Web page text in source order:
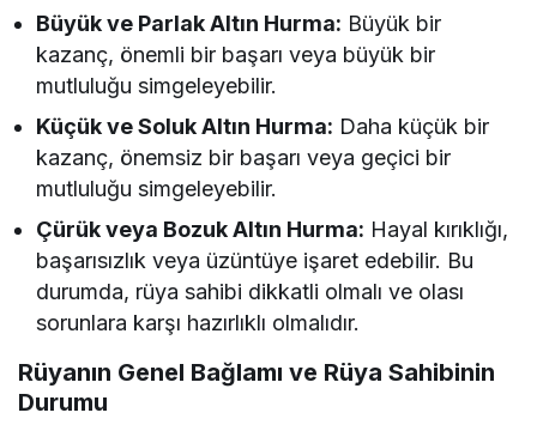
Büyük ve Parlak Altın Hurma: Büyük bir
kazanç, önemli bir başarı veya büyük bir
mutluluğu simgeleyebilir.
Küçük ve Soluk Altın Hurma: Daha küçük bir
kazanç, önemsiz bir başarı veya geçici bir
mutluluğu simgeleyebilir.
Çürük veya Bozuk Altın Hurma: Hayal kırıklığı,
başarısızlık veya üzüntüye işaret edebilir. Bu
durumda, rüya sahibi dikkatli olmalı ve olası
sorunlara karşı hazırlıklı olmalıdır.
Rüyanın Genel Bağlamı ve Rüya Sahibinin
Durumu